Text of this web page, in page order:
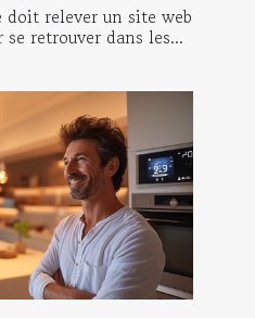
doit relever un site web
retrouver dans les...